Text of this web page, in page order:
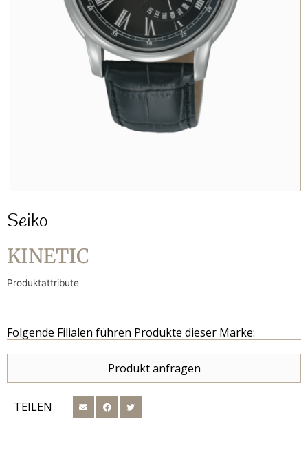
Seiko
KINETIC
Produktattribute
Folgende Filialen führen Produkte dieser Marke:
Produkt anfragen
TEILEN